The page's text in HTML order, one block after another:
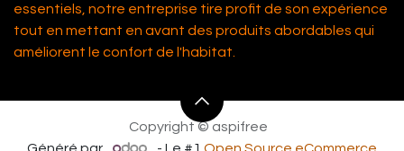
essentiels, notre entreprise tire profit de son expérience
tout en mettant en avant des produits abordables qui
améliorent le confort de l'habitat.
Copyright © aspifree